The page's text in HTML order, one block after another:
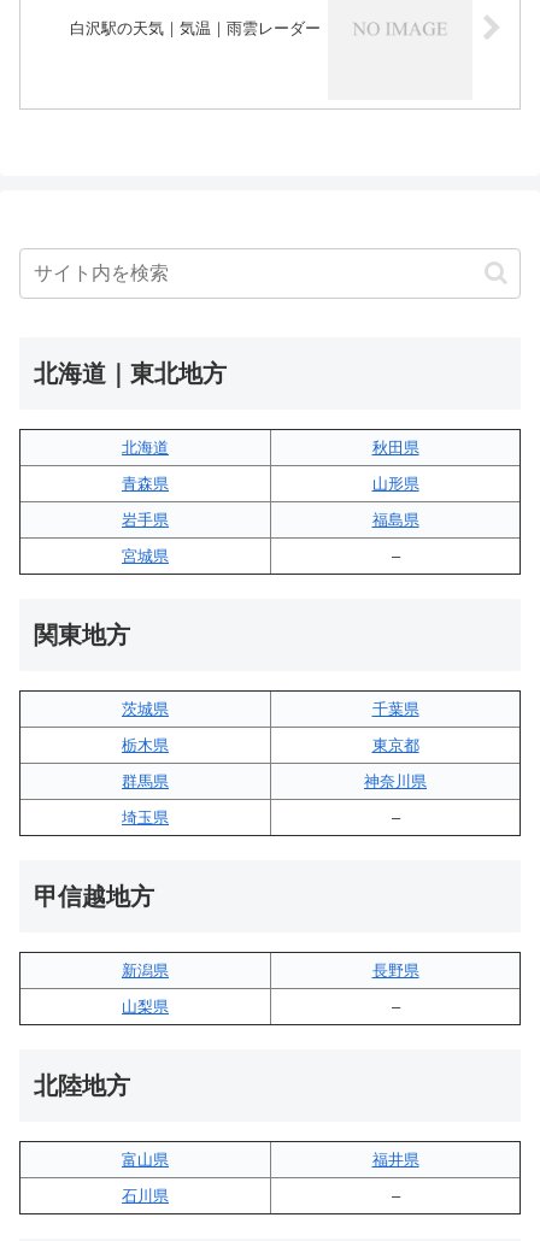
白沢駅の天気｜気温｜雨雲レーダー
北海道｜東北地方
北海道
秋田県
青森県
山形県
岩手県
福島県
宮城県
–
関東地方
茨城県
千葉県
栃木県
東京都
群馬県
神奈川県
埼玉県
–
甲信越地方
新潟県
長野県
山梨県
–
北陸地方
富山県
福井県
石川県
–